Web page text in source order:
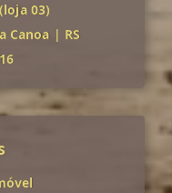
03)
Canoa | RS